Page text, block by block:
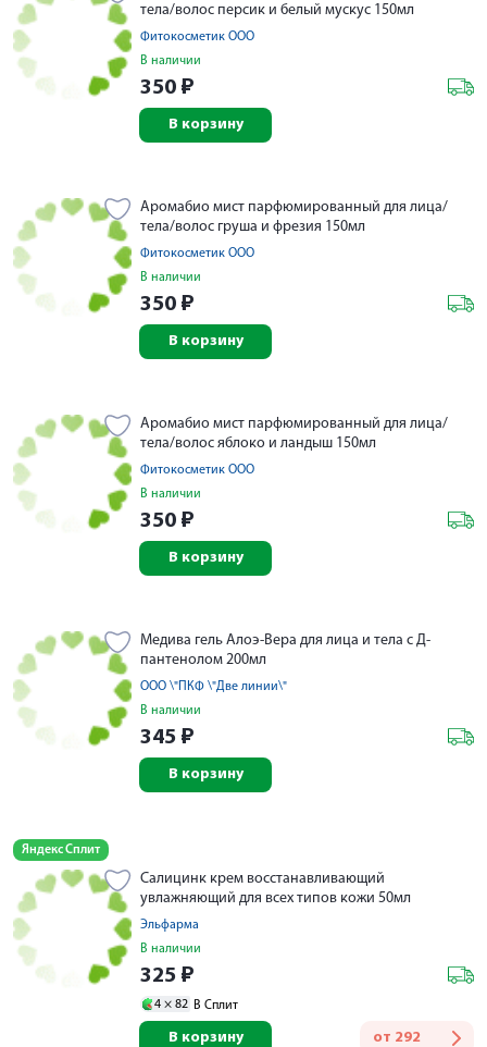
тела/волос персик и белый мускус 150мл
Фитокосметик ООО
В наличии
350 ₽
В корзину
Аромабио мист парфюмированный для лица/
тела/волос груша и фрезия 150мл
Фитокосметик ООО
В наличии
350 ₽
В корзину
Аромабио мист парфюмированный для лица/
тела/волос яблоко и ландыш 150мл
Фитокосметик ООО
В наличии
350 ₽
В корзину
Медива гель Алоэ-Вера для лица и тела с Д-
пантенолом 200мл
ООО \"ПКФ \"Две линии\"
В наличии
345 ₽
В корзину
Яндекс Сплит
Салицинк крем восстанавливающий
увлажняющий для всех типов кожи 50мл
Эльфарма
В наличии
325 ₽
4 × 82 В Сплит
от 292
В корзину